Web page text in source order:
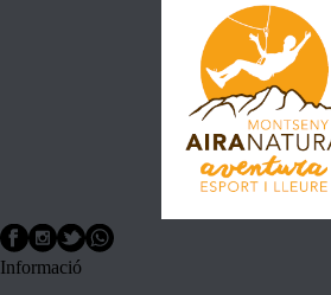
Informació